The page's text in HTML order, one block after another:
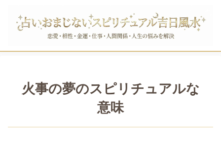
火事の夢のスピリチュアルな
意味